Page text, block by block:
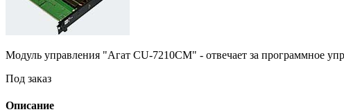
Модуль управления "Агат CU-7210СМ" - отвечает за программное
Под заказ
Описание